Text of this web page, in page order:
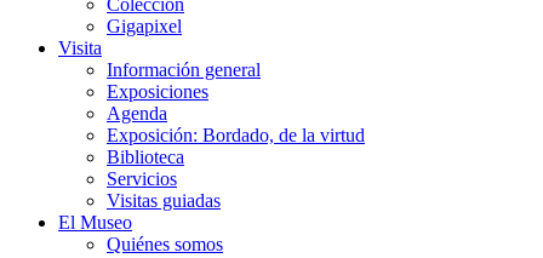
Colección
Gigapixel
Visita
Información general
Exposiciones
Agenda
Exposición: Bordado, de la virtud
Biblioteca
Servicios
Visitas guiadas
El Museo
Quiénes somos